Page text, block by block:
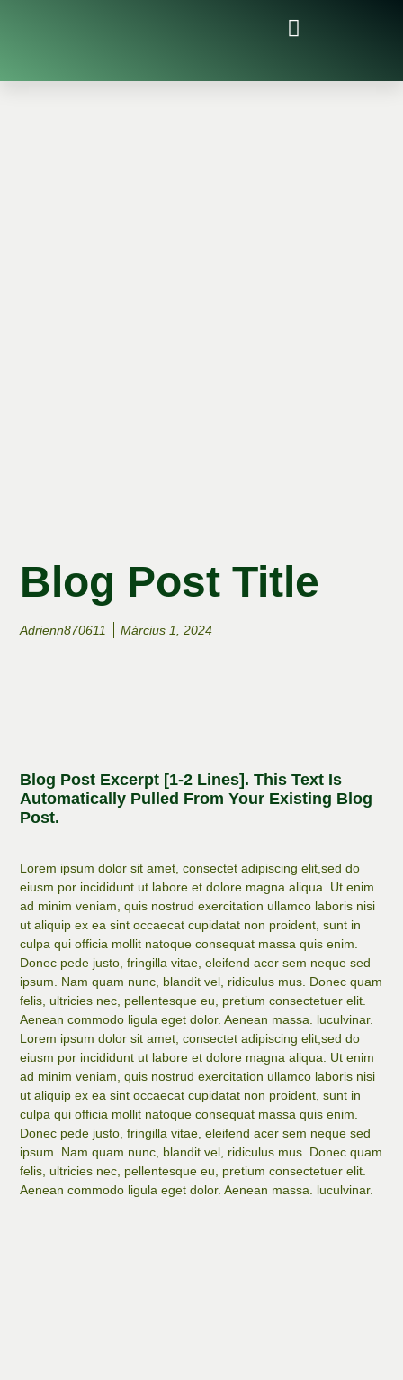
Blog Post Title
Adrienn870611 Március 1, 2024
Blog Post Excerpt [1-2 Lines]. This Text Is
Automatically Pulled From Your Existing Blog
Post.
Lorem ipsum dolor sit amet, consectet adipiscing elit,sed do
eiusm por incididunt ut labore et dolore magna aliqua. Ut enim
ad minim veniam, quis nostrud exercitation ullamco laboris nisi
ut aliquip ex ea sint occaecat cupidatat non proident, sunt in
culpa qui officia mollit natoque consequat massa quis enim.
Donec pede justo, fringilla vitae, eleifend acer sem neque sed
ipsum. Nam quam nunc, blandit vel, ridiculus mus. Donec quam
felis, ultricies nec, pellentesque eu, pretium consectetuer elit.
Aenean commodo ligula eget dolor. Aenean massa. luculvinar.
Lorem ipsum dolor sit amet, consectet adipiscing elit,sed do
eiusm por incididunt ut labore et dolore magna aliqua. Ut enim
ad minim veniam, quis nostrud exercitation ullamco laboris nisi
ut aliquip ex ea sint occaecat cupidatat non proident, sunt in
culpa qui officia mollit natoque consequat massa quis enim.
Donec pede justo, fringilla vitae, eleifend acer sem neque sed
ipsum. Nam quam nunc, blandit vel, ridiculus mus. Donec quam
felis, ultricies nec, pellentesque eu, pretium consectetuer elit.
Aenean commodo ligula eget dolor. Aenean massa. luculvinar.